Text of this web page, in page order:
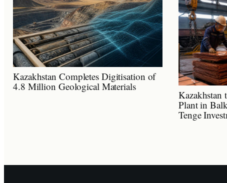
Kazakhstan Completes Digitisation of
4.8 Million Geological Materials
Plant in
Tenge